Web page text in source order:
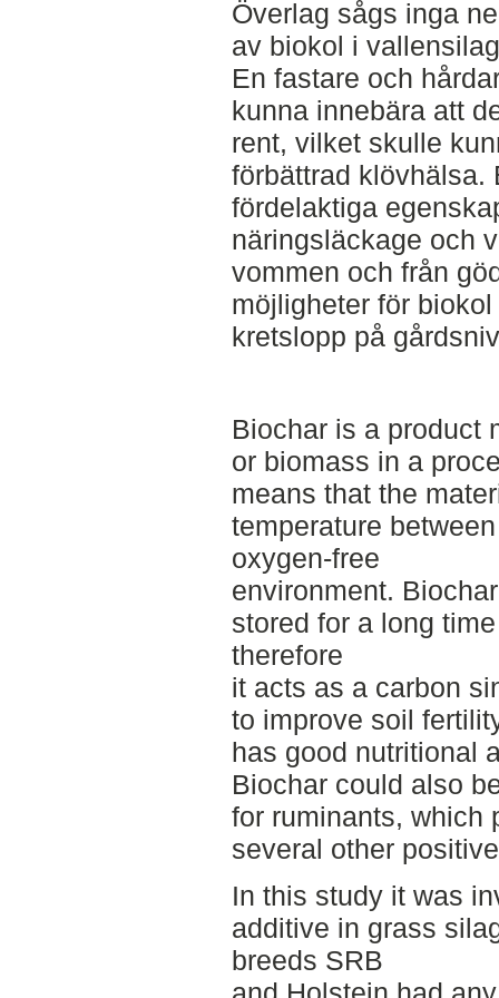
Överlag sågs inga
av biokol i
En fastare och
kunna innebära att
rent, vilket skulle
förbättrad klövhälsa.
fördelaktiga
näringsläckage och
vommen och från
möjligheter för
kretslopp på
Biochar is a product
or biomass in a
means that the
temperature
oxygen-free
environment.
stored for a long
therefore
it acts as a carbon
to improve soil
has good nutritional
Biochar could also
for ruminants, which
several other
In this study it was
additive in grass
breeds SRB